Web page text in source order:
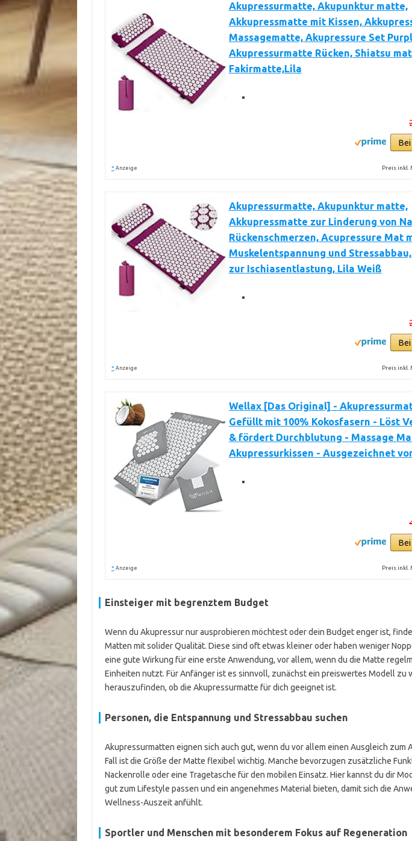
Akupressurmatte, Akupunktur matte,
Akkupressmatte mit Kissen,
Massagematte, Akupressure Set
Akupressurmatte Rücken, Shiatsu
Fakirmatte,Lila
* Anzeige Preis inkl.
Akupressurmatte, Akupunktur matte,
Akkupressmatte zur Linderung von
Rückenschmerzen, Acupressure Mat
Muskelentspannung und
zur Ischiasentlastung, Lila Weiß
* Anzeige Preis inkl.
Wellax [Das Original] -
Gefüllt mit 100% Kokosfasern - Löst
& fördert Durchblutung - Massage
Akupressurkissen - Ausgezeichnet
* Anzeige Preis inkl.
Einsteiger mit begrenztem Budget
Wenn du Akupressur nur ausprobieren möchtest oder dein Budget enger ist,
Matten mit solider Qualität. Diese sind oft etwas kleiner oder haben weniger
eine gute Wirkung für eine erste Anwendung, vor allem, wenn du die Matte
Einheiten nutzt. Für Anfänger ist es sinnvoll, zunächst ein preiswertes Modell zu
herauszufinden, ob die Akupressurmatte für dich geeignet ist.
Personen, die Entspannung und Stressabbau suchen
Akupressurmatten eignen sich auch gut, wenn du vor allem einen Ausgleich zum
Fall ist die Größe der Matte flexibel wichtig. Manche bevorzugen zusätzliche
Nackenrolle oder eine Tragetasche für den mobilen Einsatz. Hier kannst du dir
gut zum Lifestyle passen und ein angenehmes Material bieten, damit sich die
Wellness-Auszeit anfühlt.
Sportler und Menschen mit besonderem Fokus auf Regeneration